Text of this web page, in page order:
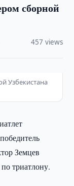
сборной
457 views
Узбекистана
Земцев
триатлону.